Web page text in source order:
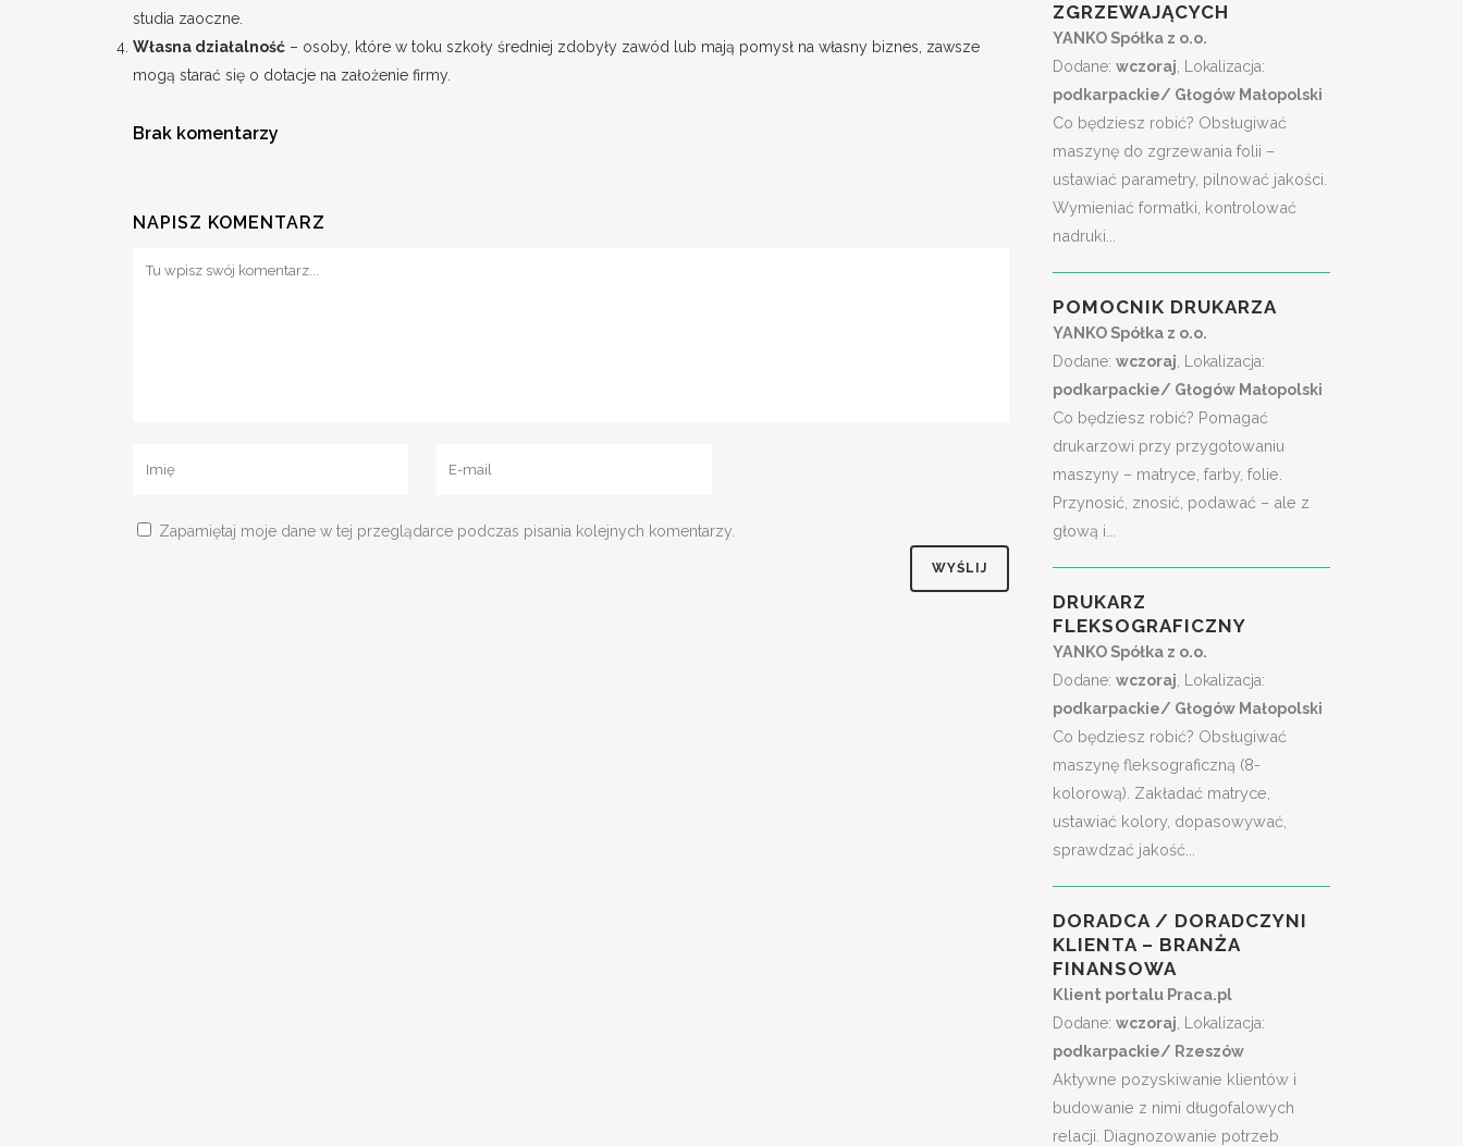
studia zaoczne.
Własna działalność – osoby, które w toku szkoły średniej zdobyły zawód lub mają pomysł na własny biznes, zawsze
mogą starać się o dotacje na założenie firmy.
Brak komentarzy
NAPISZ KOMENTARZ
Zapamiętaj moje dane w tej przeglądarce podczas pisania kolejnych komentarzy.
ZGRZEWAJĄCYCH
YANKO Spółka z o.o.
Dodane: wczoraj , Lokalizacja:
podkarpackie/ Głogów Małopolski
Co będziesz robić? Obsługiwać
maszynę do zgrzewania folii –
ustawiać parametry, pilnować jakości.
Wymieniać formatki, kontrolować
nadruki...
POMOCNIK DRUKARZA
YANKO Spółka z o.o.
Dodane: wczoraj , Lokalizacja:
podkarpackie/ Głogów Małopolski
Co będziesz robić? Pomagać
drukarzowi przy przygotowaniu
maszyny – matryce, farby, folie.
Przynosić, znosić, podawać – ale z
głową i...
DRUKARZ
FLEKSOGRAFICZNY
YANKO Spółka z o.o.
Dodane: wczoraj , Lokalizacja:
podkarpackie/ Głogów Małopolski
Co będziesz robić? Obsługiwać
maszynę fleksograficzną (8-
kolorową). Zakładać matryce,
ustawiać kolory, dopasowywać,
sprawdzać jakość...
DORADCA / DORADCZYNI
KLIENTA – BRANŻA
FINANSOWA
Klient portalu Praca.pl
Dodane: wczoraj , Lokalizacja:
podkarpackie/ Rzeszów
Aktywne pozyskiwanie klientów i
budowanie z nimi długofalowych
relacji. Diagnozowanie potrzeb